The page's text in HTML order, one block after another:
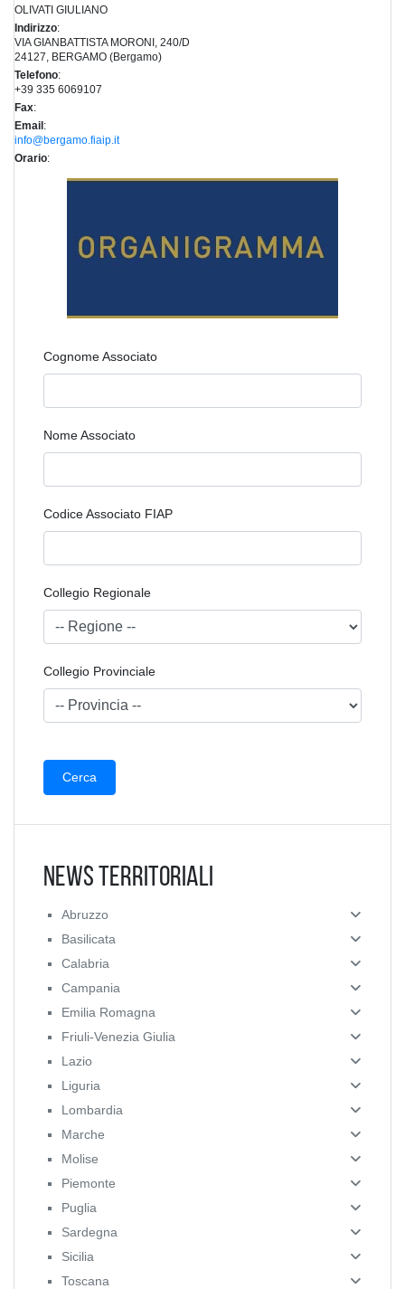
OLIVATI GIULIANO
Indirizzo:
VIA GIANBATTISTA MORONI, 240/D
24127, BERGAMO (Bergamo)
Telefono:
+39 335 6069107
Fax:
Email :
info@bergamo.fiaip.it
Orario:
Cognome Associato
Nome Associato
Codice Associato FIAP
Collegio Regionale
Collegio Provinciale
News Territoriali
Abruzzo
Basilicata
Calabria
Campania
Emilia Romagna
Friuli-Venezia Giulia
Lazio
Liguria
Lombardia
Marche
Molise
Piemonte
Puglia
Sardegna
Sicilia
Toscana